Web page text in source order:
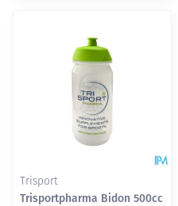
Trisport
Trisportpharma Bidon 500cc